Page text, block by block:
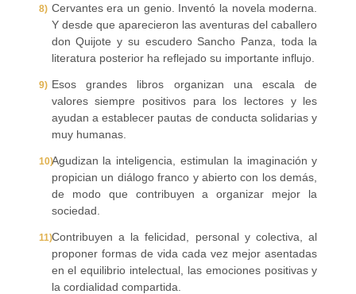
Cervantes era un genio. Inventó la novela moderna.
Y desde que aparecieron las aventuras del caballero
don Quijote y su escudero Sancho Panza, toda la
literatura posterior ha reflejado su importante influjo.
Esos grandes libros organizan una escala de
valores siempre positivos para los lectores y les
ayudan a establecer pautas de conducta solidarias y
muy humanas.
Agudizan la inteligencia, estimulan la imaginación y
propician un diálogo franco y abierto con los demás,
de modo que contribuyen a organizar mejor la
sociedad.
Contribuyen a la felicidad, personal y colectiva, al
proponer formas de vida cada vez mejor asentadas
en el equilibrio intelectual, las emociones positivas y
la cordialidad compartida.